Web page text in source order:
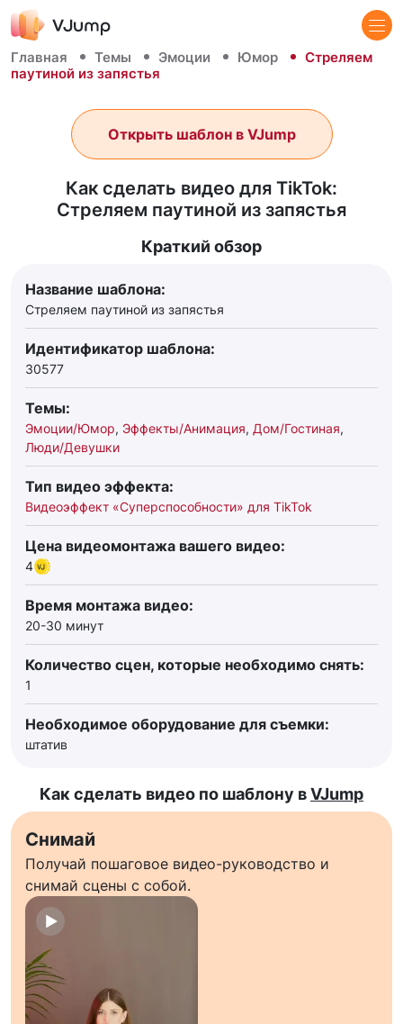
Главная Темы Эмоции Юмор
Стреляем
паутиной из запястья
Как сделать видео для TikTok:
Стреляем паутиной из запястья
Открыть шаблон в VJump
Краткий обзор
Название шаблона:
Стреляем паутиной из запястья
Идентификатор шаблона:
30577
Темы:
Эмоции/Юмор, Эффекты/Анимация, Дом/Гостиная,
Люди/Девушки
Тип видео эффекта:
Видеоэффект «Суперспособности» для TikTok
Цена видеомонтажа вашего видео:
4
Время монтажа видео:
20-30 минут
Количество сцен, которые необходимо снять:
1
Необходимое оборудование для съемки:
штатив
Как сделать видео по шаблону вVJump
Снимай
Получай пошаговое видео-руководство и
снимай сцены с собой.